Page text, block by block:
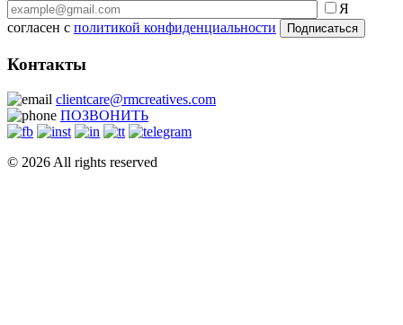
Я
согласен с политикой конфиденциальности
Контакты
clientcare@rmcreatives.com
ПОЗВОНИТЬ
© 2026 All rights reserved